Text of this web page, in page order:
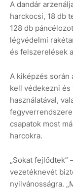
A dandár
harckocsi, 18 db
128 db
légvédelmi
és felszerelések
A kiképzés során
kell védekezni és
használatával,
csapatok most
harcokra.
„Sokat
vezetéknevét
nyilvánosságra.